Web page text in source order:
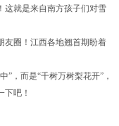
这就是来自南方孩子们对雪
友圈！江西各地翘首期盼着
”，而是“千树万树梨花开”，
下吧！